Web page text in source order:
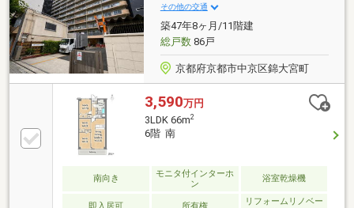
その他の交通
築47年8ヶ月/11階建
総戸数86戸
京都府京都市中京区錦大宮町
3,590万円
3LDK 66m2
6階 南
南向き
モニタ付インターホ
ン
浴室乾燥機
リフォームリノベー